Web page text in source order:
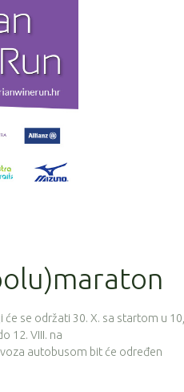
se održati 30. X. sa startom u
12. VIII. na
autobusom bit će određen